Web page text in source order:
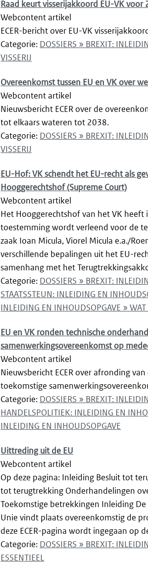
Raad keurt visserijakkoord EU-VK voor
Webcontent artikel
ECER-bericht over EU-VK
Categorie: DOSSIERS » BREXIT:
VISSERIJ
Overeenkomst tussen EU en VK over
Webcontent artikel
Nieuwsbericht ECER over de
tot elkaars wateren tot 2038.
Categorie: DOSSIERS » BREXIT:
VISSERIJ
EU-Hof: VK schendt het EU-recht als
Hooggerechtshof (Supreme Court)
Webcontent artikel
Het Hooggerechtshof van het VK
toestemming wordt verleend voor de
zaak Ioan Micula, Viorel Micula e.a./
verschillende bepalingen uit het EU-
samenhang met het
Categorie: DOSSIERS » BREXIT:
STAATSSTEUN: INLEIDING EN
INLEIDING EN INHOUDSOPGAVE » WAT
EU en VK ronden technische
samenwerkingsovereenkomst op
Webcontent artikel
Nieuwsbericht ECER over afronding
toekomstige
Categorie: DOSSIERS » BREXIT:
HANDELSPOLITIEK: INLEIDING EN
INLEIDING EN INHOUDSOPGAVE
Uittreding uit de EU
Webcontent artikel
Op deze pagina: Inleiding Besluit tot
tot terugtrekking Onderhandelingen
Toekomstige betrekkingen Inleiding
Unie vindt plaats overeenkomstig de
deze ECER-pagina wordt ingegaan op
Categorie: DOSSIERS » BREXIT:
ESSENTIEEL